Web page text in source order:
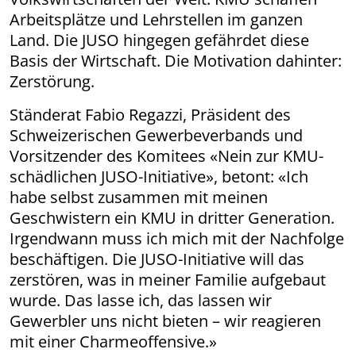
Arbeitsplätze und Lehrstellen im ganzen
Land. Die JUSO hingegen gefährdet diese
Basis der Wirtschaft. Die Motivation dahinter:
Zerstörung.
Ständerat Fabio Regazzi, Präsident des
Schweizerischen Gewerbeverbands und
Vorsitzender des Komitees «Nein zur KMU-
schädlichen JUSO-Initiative», betont: «Ich
habe selbst zusammen mit meinen
Geschwistern ein KMU in dritter Generation.
Irgendwann muss ich mich mit der Nachfolge
beschäftigen. Die JUSO-Initiative will das
zerstören, was in meiner Familie aufgebaut
wurde. Das lasse ich, das lassen wir
Gewerbler uns nicht bieten – wir reagieren
mit einer Charmeoffensive.»